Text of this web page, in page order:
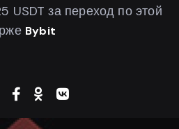
USDT за переход по этой
Bybit